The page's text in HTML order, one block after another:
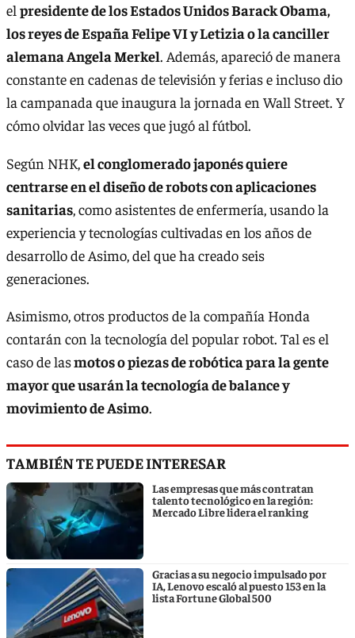
el presidente de los Estados Unidos Barack Obama,
los reyes de España Felipe VI y Letizia o la canciller
alemana Angela Merkel. Además, apareció de manera
constante en cadenas de televisión y ferias e incluso dio
la campanada que inaugura la jornada en Wall Street. Y
cómo olvidar las veces que jugó al fútbol.
Según NHK,el conglomerado japonés quiere
centrarse en el diseño de robots con aplicaciones
sanitarias, como asistentes de enfermería, usando la
experiencia y tecnologías cultivadas en los años de
desarrollo de Asimo, del que ha creado seis
generaciones.
Asimismo, otros productos de la compañía Honda
contarán con la tecnología del popular robot. Tal es el
caso de lasmotos o piezas de robótica para la gente
mayor que usarán la tecnología de balance y
movimiento de Asimo.
TAMBIÉN TE PUEDE INTERESAR
Las empresas que más contratan
talento tecnológico en la región:
Mercado Libre lidera el ranking
Gracias a su negocio impulsado por
IA, Lenovo escaló al puesto 153 en la
lista Fortune Global 500